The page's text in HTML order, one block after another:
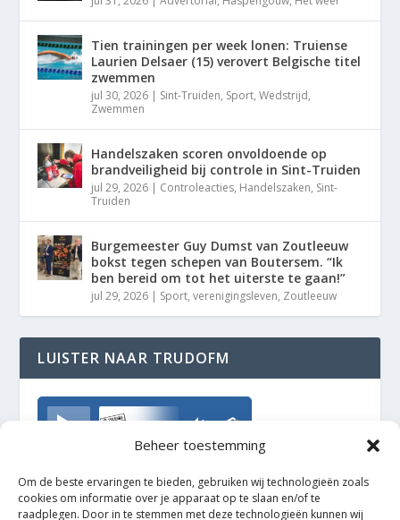
Beheer toestemming
Om de beste ervaringen te bieden, gebruiken wij technologieën zoals
cookies om informatie over je apparaat op te slaan en/of te
raadplegen. Door in te stemmen met deze technologieën kunnen wij
Tien trainingen per week lonen: Truiense
Laurien Delsaer (15) verovert Belgische titel
zwemmen
jul 30, 2026 | Sint-Truiden, Sport,Wedstrijd,
Zwemmen
Handelszaken scoren onvoldoende op
brandveiligheid bij controle in Sint-Truiden
jul 29, 2026 | Controleacties, Handelszaken, Sint-
Truiden
Burgemeester Guy Dumst van Zoutleeuw
bokst tegen schepen van Boutersem. “Ik
ben bereid om tot het uiterste te gaan!”
jul 29, 2026 | Sport,verenigingsleven, Zoutleeuw
LUISTER NAAR TRUDOFM
TrudoFM